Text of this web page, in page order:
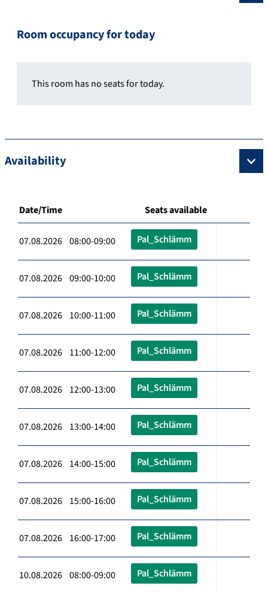
Room occupancy for today
This room has no seats for today.
Availability
Date/Time Seats available
07.08.2026 08:00-09:00 Pal_Schlämm
07.08.2026 09:00-10:00 Pal_Schlämm
07.08.2026 10:00-11:00 Pal_Schlämm
07.08.2026 11:00-12:00 Pal_Schlämm
07.08.2026 12:00-13:00 Pal_Schlämm
07.08.2026 13:00-14:00 Pal_Schlämm
07.08.2026 14:00-15:00 Pal_Schlämm
07.08.2026 15:00-16:00 Pal_Schlämm
07.08.2026 16:00-17:00 Pal_Schlämm
10.08.2026 08:00-09:00 Pal_Schlämm